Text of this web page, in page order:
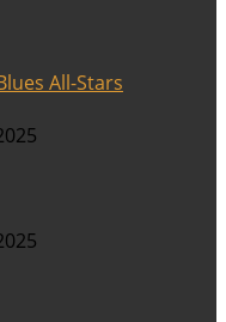
All-Stars